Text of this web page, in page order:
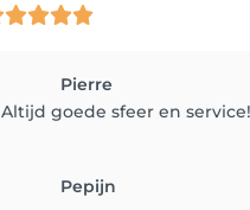
Pierre
Altijd goede sfeer en service!
Pepijn